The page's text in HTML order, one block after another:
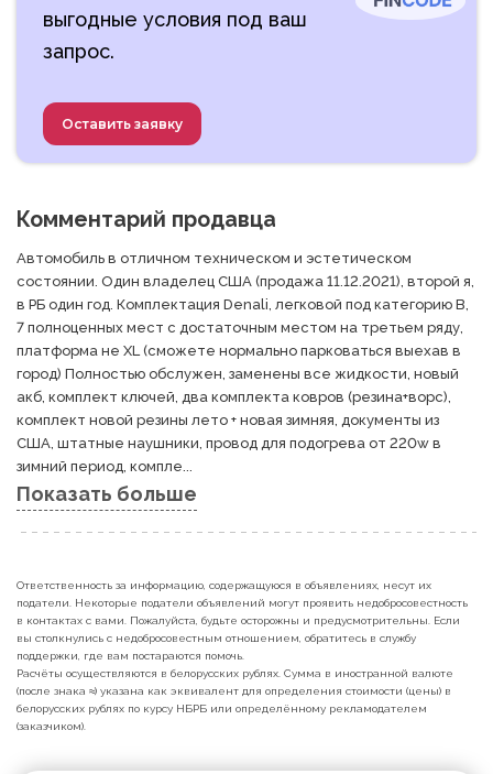
выгодные условия под ваш
запрос.
Оставить заявку
Комментарий продавца
Автомобиль в отличном техническом и эстетическом
состоянии. Один владелец США (продажа 11.12.2021), второй я,
в РБ один год. Комплектация Denali, легковой под категорию В,
7 полноценных мест с достаточным местом на третьем ряду,
платформа не XL (сможете нормально парковаться выехав в
город) Полностью обслужен, заменены все жидкости, новый
акб, комплект ключей, два комплекта ковров (резина+ворс),
комплект новой резины лето + новая зимняя, документы из
США, штатные наушники, провод для подогрева от 220w в
зимний период, компле...
Показать больше
Ответственность за информацию, содержащуюся в объявлениях, несут их
податели. Некоторые податели объявлений могут проявить недобросовестность
в контактах с вами. Пожалуйста, будьте осторожны и предусмотрительны. Если
вы столкнулись с недобросовестным отношением, обратитесь в службу
поддержки, где вам постараются помочь.
Расчёты осуществляются в белорусских рублях. Сумма в иностранной валюте
(после знака ≈) указана как эквивалент для определения стоимости (цены) в
белорусских рублях по курсу НБРБ или определённому рекламодателем
(заказчиком).